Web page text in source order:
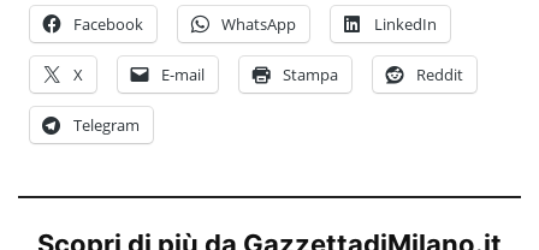
Facebook WhatsApp LinkedIn
X E-mail Stampa Reddit
Telegram